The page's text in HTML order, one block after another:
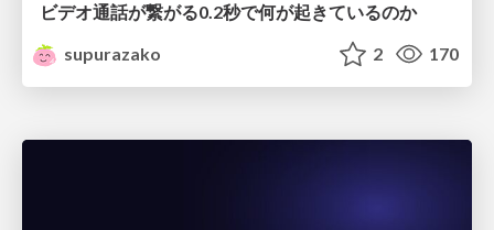
ビデオ通話が繋がる0.2秒で何が起きているのか
supurazako
2 170